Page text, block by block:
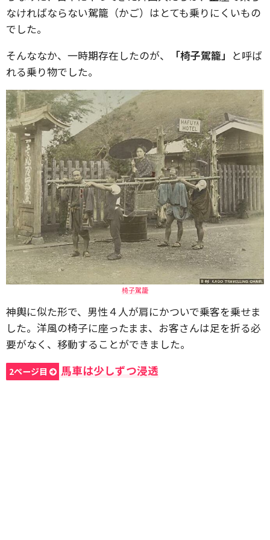
なければならない駕籠（かご）はとても乗りにくいもの
でした。
そんななか、一時期存在したのが、
「椅子駕籠」 と呼ば
れる乗り物でした。
椅子駕籠
神輿に似た形で、男性４人が肩にかついで乗客を乗せま
した。洋風の椅子に座ったまま、お客さんは足を折る必
要がなく、移動することができました。
2ページ目 馬車は少しずつ浸透